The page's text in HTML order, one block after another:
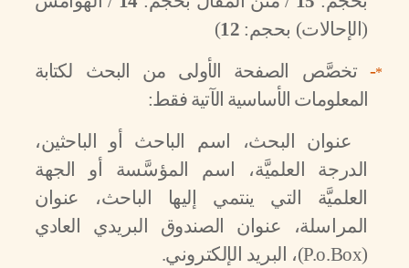
(الإحالات) بحجم: 12
)
*
-تخصَّص الصفحة الأولى من البحث لكتابة
المعلومات الأساسية الآتية فقط:
عنوان البحث، اسم الباحث أو الباحثين،
الدرجة العلميَّة، اسم المؤسَّسة أو الجهة
العلميَّة التي ينتمي إليها الباحث، عنوان
المراسلة، عنوان الصندوق البريدي العادي
(
P.o.Box)، البريد الإلكتروني.